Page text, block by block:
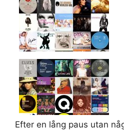
Efter en lång paus utan